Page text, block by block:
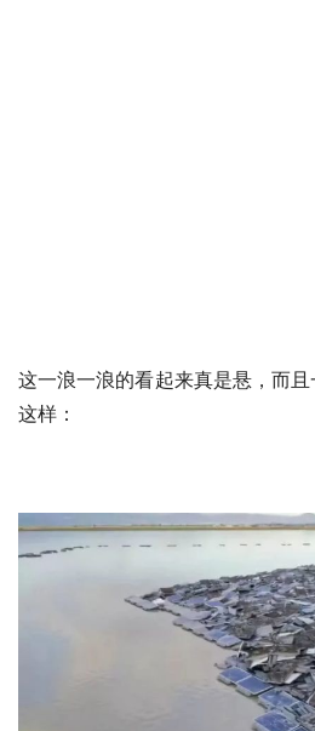
这一浪一浪的看起来真是悬，而
这样：